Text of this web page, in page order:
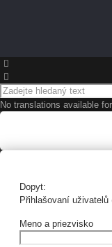
No translations available
Dopyt:
Přihlašovaní uživatelů
Meno a priezvisko